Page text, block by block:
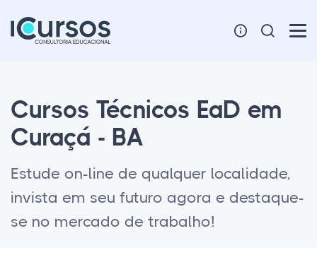
Cursos Técnicos EaD em
Curaçá - BA
Estude on-line de qualquer localidade,
invista em seu futuro agora e destaque-
se no mercado de trabalho!